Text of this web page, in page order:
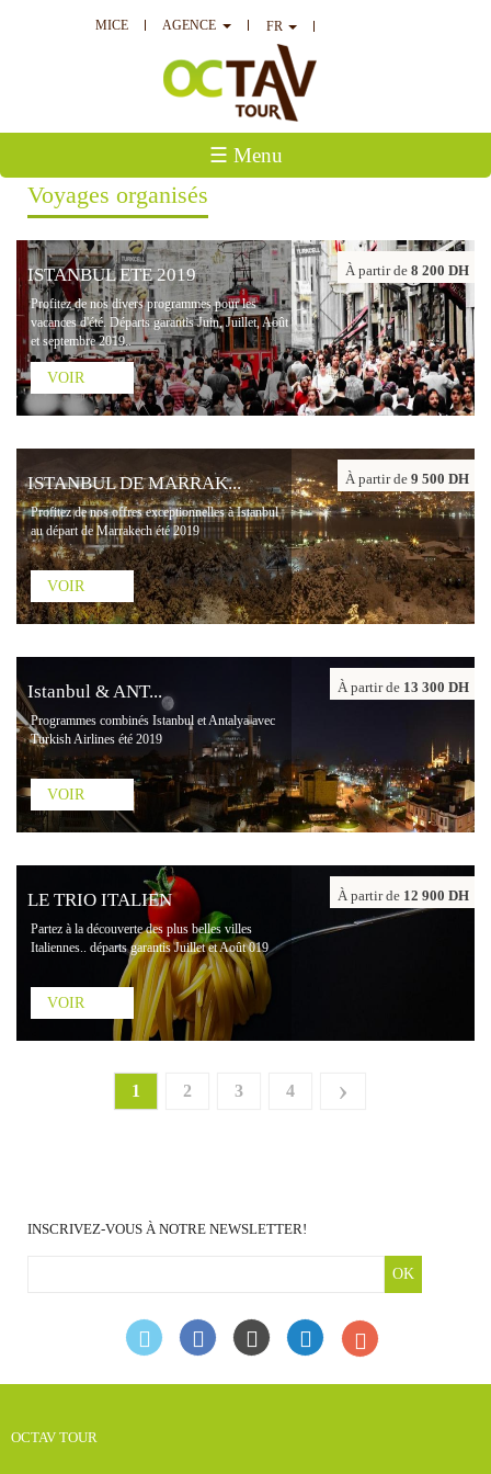
MICE AGENCE FR
☰ Menu
Voyages organisés
ISTANBUL ETE 2019
Profitez de nos divers programmes pour les
vacances d'été. Départs garantis Juin, Juillet, Août
et septembre 2019..
À partir de 8 200 DH
VOIR
ISTANBUL DE MARRAK...
Profitez de nos offres exceptionnelles à Istanbul
au départ de Marrakech été 2019
À partir de 9 500 DH
VOIR
Istanbul & ANT...
Programmes combinés Istanbul et Antalya avec
Turkish Airlines été 2019
À partir de 13 300 DH
VOIR
LE TRIO ITALIEN
Partez à la découverte des plus belles villes
Italiennes.. départs garantis Juillet et Août 019
À partir de 12 900 DH
VOIR
1 2 3 4 ›
INSCRIVEZ-VOUS À NOTRE NEWSLETTER!
OK
OCTAV TOUR